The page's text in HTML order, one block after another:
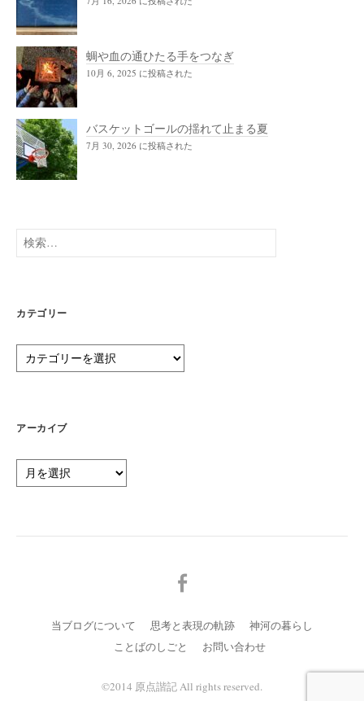
蜩や血の通ひたる手をつなぎ
10月 6, 2025 に投稿された
バスケットゴールの揺れて止まる夏
7月 30, 2026 に投稿された
検
索:
カテゴリー
テ
ー
アーカイブ
ー
ュ
当ブログについて 思考と表現の軌跡
神河の暮らし
ことばのしごと
お問い合わせ
©️2014 原点諧記 All rights reserved.